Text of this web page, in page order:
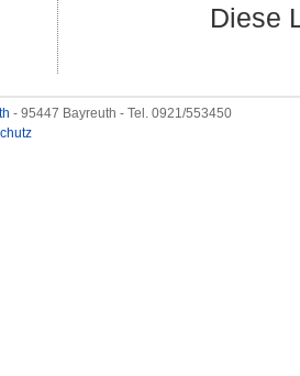
Diese
- 95447 Bayreuth - Tel. 0921/553450